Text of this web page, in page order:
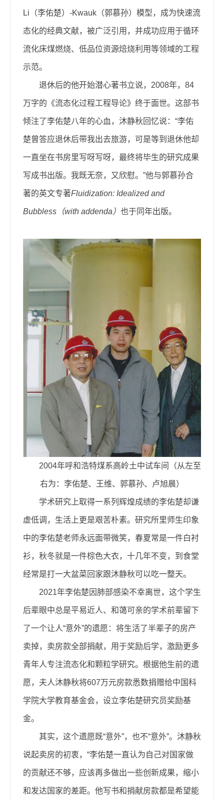
Li（李佑楚）-Kwauk（郭慕孙）模型，成为快速流
态化的经典文献，被广泛引用，并成功应用于循环
流化床煤燃烧、低品位资源焙烧利用等领域的工程
示范。
退休后的他开始潜心著书立说，2008年，84
万字的《流态化过程工程导论》终于面世。这部书
倾注了李佑楚八年的心血，沐静秋回忆说：“李佑
楚曾答应退休后带我出去旅游，可是等到退休他却
一直坐在书房里写呀写呀，最终将毕生的研究成果
写成书出版。我既无奈，又欣慰。”他与郭慕孙合
著的英文专著Fluidization: Idealized and
Bubbless（with addenda） 也于同年出版。
2004年呼和浩特煤系高岭土中试车间（从左至
右为：李佑楚、王维、郭慕孙、卢旭晨）
学术研究上取得一系列辉煌成绩的李佑楚却谦
虚低调，生活上更是艰苦朴素。研究所里师生印象
中的李佑楚老师永远面带微笑，春夏常是一件白衬
衫，秋冬就是一件棕色大衣，十几年不变，到食堂
经常是打一大盆菜回家跟沐静秋可以吃一整天。
2021年李佑楚因肺部感染不幸离世，这个学生
后辈眼中总是平易近人、和蔼可亲的学术前辈留下
了一个让人“意外”的遗愿：将生活了半辈子的房产
卖掉，卖房款全部捐献，用于奖励后学，激励更多
青年人专注流态化和颗粒学研究。根据他生前的遗
愿，夫人沐静秋将607万元房款悉数捐赠给中国科
学院大学教育基金会，设立李佑楚研究员奖励基
金。
其实，这个遗愿既“意外”，也不“意外”。沐静秋
说起卖房的初衷，“李佑楚一直认为自己对国家做
的贡献还不够，应该再多做出一些创新成果，缩小
和发达国家的差距。他写书和捐献房款都是希望能